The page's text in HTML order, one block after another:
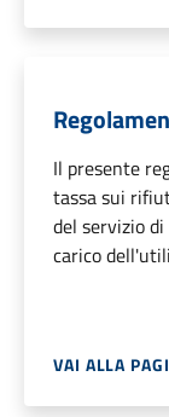
Il presente
tassa sui
del servizio
carico
VAI ALLA